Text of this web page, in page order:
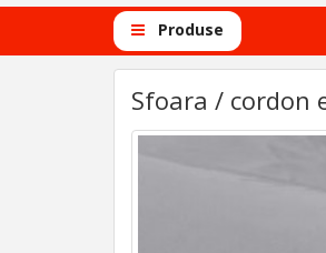
Produse
Sfoara / cordon